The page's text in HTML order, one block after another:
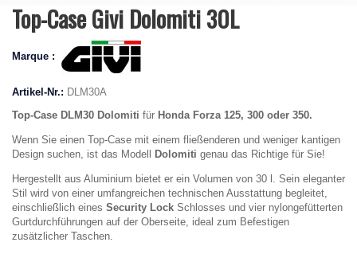
Top-Case Givi Dolomiti 30L
Marque :
Artikel-Nr.: DLM30A
Top-Case DLM30 Dolomiti für Honda Forza 125, 300 oder 350.
Wenn Sie einen Top-Case mit einem fließenderen und weniger kantigen
Design suchen, ist das Modell
Dolomiti genau das Richtige für Sie!
Hergestellt aus Aluminium bietet er ein Volumen von 30 l. Sein eleganter
Stil wird von einer umfangreichen technischen Ausstattung begleitet,
einschließlich eines Security Lock Schlosses und vier nylongefütterten
Gurtdurchführungen auf der Oberseite, ideal zum Befestigen
zusätzlicher Taschen.